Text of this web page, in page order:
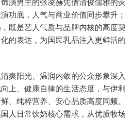
功底，人气与商业价值同步攀升；
既是艺人气质与品牌内核的高度契
的表达，为国民乳品注入更鲜活的
爽阳光、温润内敛的公众形象深入
上、健康自律的生活态度，与伊利
、纯粹营养、安心品质高度同频。
人日常饮奶核心需求，从优质牧场